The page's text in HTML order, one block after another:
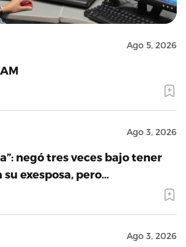
Ago 5, 2026
Ago 3, 2026
negó tres veces bajo tener
exesposa, pero…
Ago 3, 2026